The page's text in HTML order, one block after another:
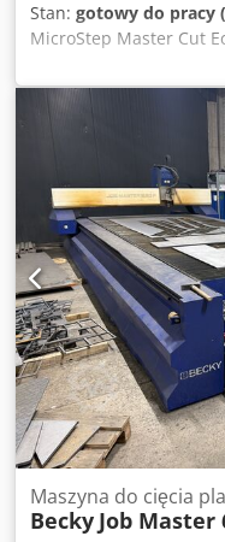
Stan: gotowy do pracy
MicroStep Master Cut
plazmowego CNC z
ułożenia elementów
Kjellberg HiFocus 161i
modernizacji do
system filtracyjny
3000x1500 mm
od ręki.
Maszyna do cięcia
Becky Job Master